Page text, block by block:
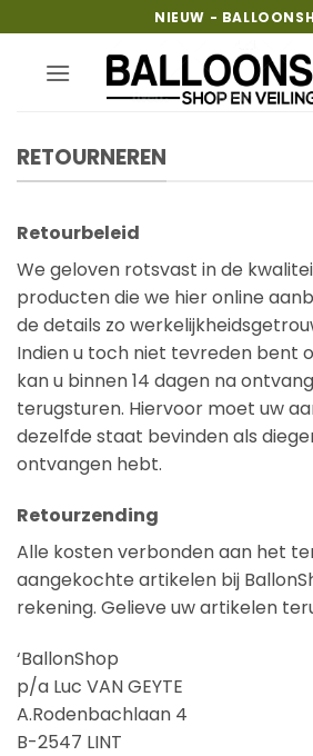
naar
inhoud
NIEUW -
RETOURNEREN
Retourbeleid
We geloven rotsvast in de
producten die we hier online
de details zo
Indien u toch niet tevreden bent
kan u binnen 14 dagen na
terugsturen. Hiervoor moet uw
dezelfde staat bevinden als
ontvangen hebt.
Retourzending
Alle kosten verbonden aan het
aangekochte artikelen bij
rekening. Gelieve uw artikelen
‘BallonShop
p/a Luc VAN GEYTE
A.Rodenbachlaan 4
B-2547 LINT